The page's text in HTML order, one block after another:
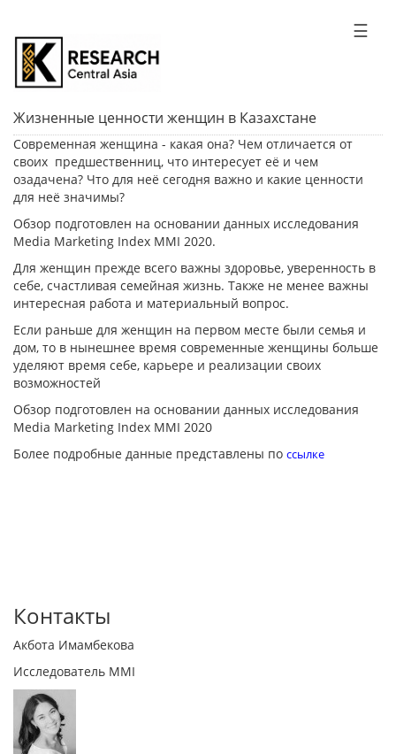
☰
Жизненные ценности женщин в Казахстане
Современная женщина - какая она? Чем отличается от
своих предшественниц, что интересует её и чем
озадачена? Что для неё сегодня важно и какие ценности
для неё значимы?
Обзор подготовлен на основании данных исследования
Media Marketing Index MMI 2020.
Для женщин прежде всего важны здоровье, уверенность в
себе, счастливая семейная жизнь. Также не менее важны
интересная работа и материальный вопрос.
Если раньше для женщин на первом месте были семья и
дом, то в нынешнее время современные женщины больше
уделяют время себе, карьере и реализации своих
возможностей
Обзор подготовлен на основании данных исследования
Media Marketing Index MMI 2020
Более подробные данные представлены по ссылке
Контакты
Акбота Имамбекова
Исследователь MMI